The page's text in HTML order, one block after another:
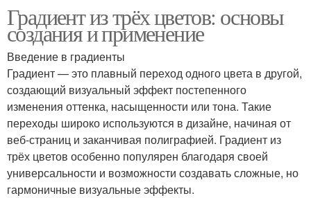
Градиент из трёх цветов: основы
создания и применение
Введение в градиенты
Градиент — это плавный переход одного цвета в другой,
создающий визуальный эффект постепенного
изменения оттенка, насыщенности или тона. Такие
переходы широко используются в дизайне, начиная от
веб-страниц и заканчивая полиграфией. Градиент из
трёх цветов особенно популярен благодаря своей
универсальности и возможности создавать сложные, но
гармоничные визуальные эффекты.